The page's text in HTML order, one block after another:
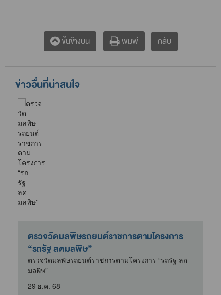
ขึ้นข้างบน พิมพ์ กลับ
ข่าวอื่นที่น่าสนใจ
ตรวจวัดมลพิษรถยนต์ราชการตามโครงการ
“รถรัฐ ลดมลพิษ”
ตรวจวัดมลพิษรถยนต์ราชการตามโครงการ “รถรัฐ ลด
มลพิษ”
29 ธ.ค. 68